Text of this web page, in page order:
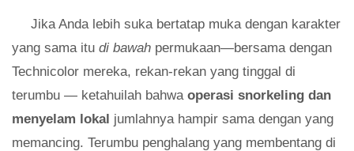
Jika Anda lebih suka bertatap muka dengan karakter
yang sama itu di bawah permukaan—bersama dengan
Technicolor mereka, rekan-rekan yang tinggal di
terumbu — ketahuilah bahwa operasi snorkeling dan
menyelam lokal jumlahnya hampir sama dengan yang
memancing. Terumbu penghalang yang membentang di